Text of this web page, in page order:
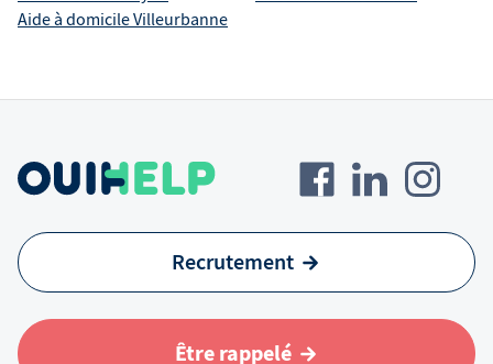
Aide à domicileVilleurbanne
Recrutement
Être rappelé